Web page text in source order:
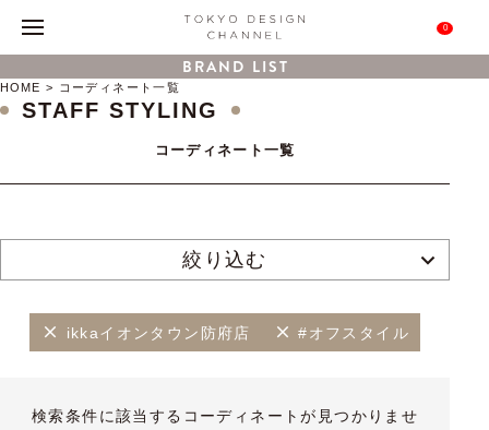
0
BRAND LIST
HOME コーディネート一覧
STAFF STYLING
コーディネート一覧
絞り込む
ikkaイオンタウン防府店 #オフスタイル
検索条件に該当するコーディネートが見つかりませ